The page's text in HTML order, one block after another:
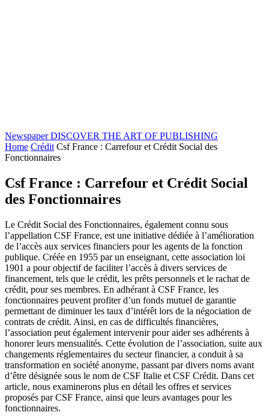
Newspaper DISCOVER THE ART OF PUBLISHING
Home Crédit Csf France : Carrefour et Crédit Social des
Fonctionnaires
Csf France : Carrefour et Crédit Social
des Fonctionnaires
Le Crédit Social des Fonctionnaires, également connu sous
l’appellation CSF France, est une initiative dédiée à l’amélioration
de l’accès aux services financiers pour les agents de la fonction
publique. Créée en 1955 par un enseignant, cette association loi
1901 a pour objectif de faciliter l’accès à divers services de
financement, tels que le crédit, les prêts personnels et le rachat de
crédit, pour ses membres. En adhérant à CSF France, les
fonctionnaires peuvent profiter d’un fonds mutuel de garantie
permettant de diminuer les taux d’intérêt lors de la négociation de
contrats de crédit. Ainsi, en cas de difficultés financières,
l’association peut également intervenir pour aider ses adhérents à
honorer leurs mensualités. Cette évolution de l’association, suite aux
changements réglementaires du secteur financier, a conduit à sa
transformation en société anonyme, passant par divers noms avant
d’être désignée sous le nom de CSF Italie et CSF Crédit. Dans cet
article, nous examinerons plus en détail les offres et services
proposés par CSF France, ainsi que leurs avantages pour les
fonctionnaires.